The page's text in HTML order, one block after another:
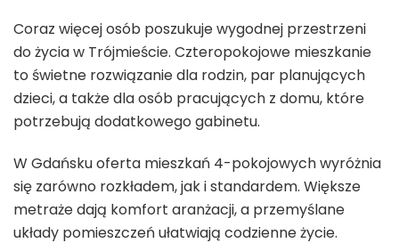
Coraz więcej osób poszukuje wygodnej przestrzeni
do życia w Trójmieście. Czteropokojowe mieszkanie
to świetne rozwiązanie dla rodzin, par planujących
dzieci, a także dla osób pracujących z domu, które
potrzebują dodatkowego gabinetu.
W Gdańsku oferta mieszkań 4-pokojowych wyróżnia
się zarówno rozkładem, jak i standardem. Większe
metraże dają komfort aranżacji, a przemyślane
układy pomieszczeń ułatwiają codzienne życie.